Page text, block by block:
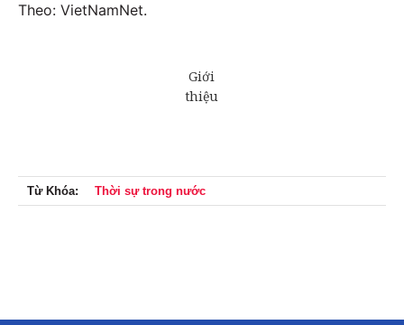
Theo: VietNamNet.
Từ Khóa: Thời sự trong nước